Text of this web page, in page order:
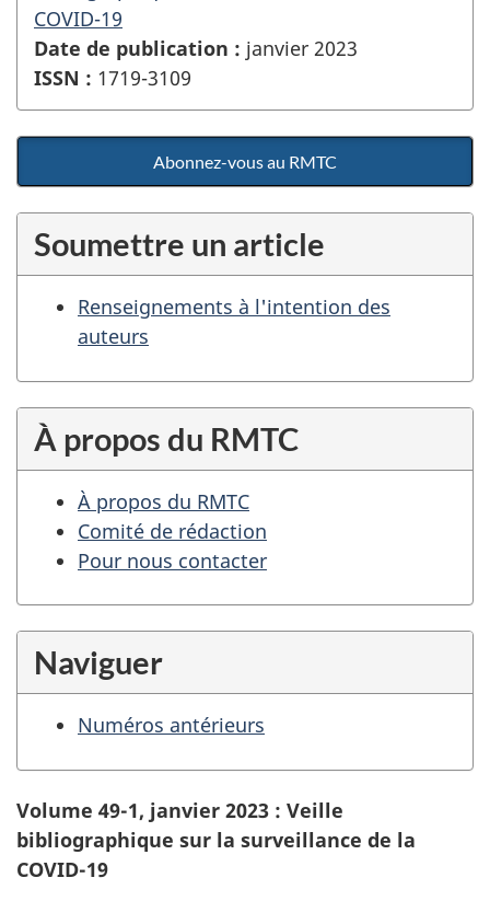
COVID-19
Date de publication : janvier 2023
ISSN : 1719-3109
Abonnez-vous au RMTC
Soumettre un article
Renseignements à l'intention des
auteurs
À propos du RMTC
À propos du RMTC
Comité de rédaction
Pour nous contacter
Naviguer
Numéros antérieurs
Volume 49-1, janvier 2023 : Veille
bibliographique sur la surveillance de la
COVID-19